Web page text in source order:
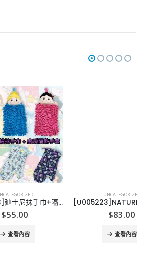
[H005263]廸士尼抺手巾+隔熱手套
UNCATEGORIZED
[U005223]NATURE LIFE 一套6件玻璃兜連密實蓋